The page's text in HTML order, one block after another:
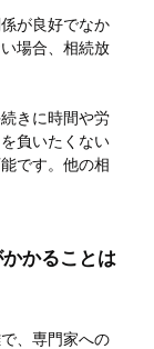
が良好でなか
場合、相続放
きに時間や労
負いたくない
です。他の相
かることは
、専門家への